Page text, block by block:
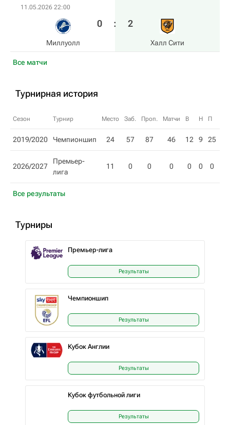
Все матчи
11.05.2026 22:00
Миллуолл
0 : 2
Халл Сити
Турнирная история
Сезон Турнир Место Заб. Проп. Матчи В Н П
2019/2020 Чемпионшип 24 57 87 46 12 9 25
2026/2027
Премьер-
лига
11 0 0 0 0 0 0
Все результаты
Турниры
Премьер-лига
Результаты
Чемпионшип
Результаты
Кубок Англии
Результаты
Кубок футбольной лиги
Результаты